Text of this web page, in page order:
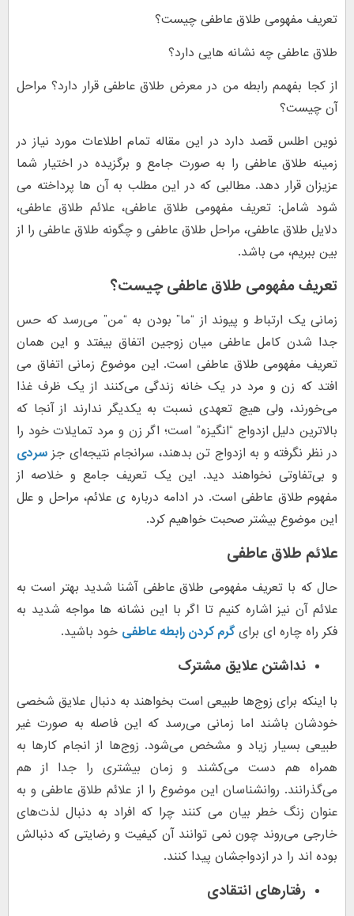
تعریف مفهومی طلاق عاطفی چیست؟
طلاق عاطفی چه نشانه هایی دارد؟
از کجا بفهمم رابطه من در معرض طلاق عاطفی قرار دارد؟ مراحل
آن چیست؟
نوین اطلس قصد دارد در این مقاله تمام اطلاعات مورد نیاز در
زمینه طلاق عاطفی را به صورت جامع و برگزیده در اختیار شما
عزیزان قرار دهد. مطالبی که در این مطلب به آن ها پرداخته می
شود شامل: تعریف مفهومی طلاق عاطفی، علائم طلاق عاطفی،
دلایل طلاق عاطفی، مراحل طلاق عاطفی و چگونه طلاق عاطفی را از
بین ببریم، می باشد.
تعریف مفهومی طلاق عاطفی چیست؟
زمانی یک ارتباط و پیوند از “ما” بودن به “من” می‌رسد که حس
جدا شدن کامل عاطفی میان زوجین اتفاق بیفتد و این همان
تعریف مفهومی طلاق عاطفی است. این موضوع زمانی اتفاق می
افتد که زن و مرد در یک خانه زندگی می‌کنند از یک ظرف غذا
می‌خورند، ولی هیچ تعهدی نسبت به یکدیگر ندارند از آنجا که
بالاترین دلیل ازدواج “انگیزه” است؛ اگر زن و مرد تمایلات خود را
در نظر نگرفته و به ازدواج تن بدهند، سرانجام نتیجه‌ای جز سردی
و بی‌تفاوتی نخواهند دید. این یک تعریف جامع و خلاصه از
مفهوم طلاق عاطفی است. در ادامه درباره ی علائم، مراحل و علل
این موضوع بیشتر صحبت خواهیم کرد.
علائم طلاق عاطفی
حال که با تعریف مفهومی طلاق عاطفی آشنا شدید بهتر است به
علائم آن نیز اشاره کنیم تا اگر با این نشانه ها مواجه شدید به
فکر راه چاره ای برایگرم کردن رابطه عاطفی خود باشید.
نداشتن علایق مشترک
با اینکه برای زوج‌ها طبیعی است بخواهند به دنبال علایق شخصی
خودشان باشند اما زمانی می‌رسد که این فاصله به صورت غیر
طبیعی بسیار زیاد و مشخص می‌شود. زوج‌ها از انجام کارها به
همراه هم دست می‌کشند و زمان بیشتری را جدا از هم
می‌گذرانند. روانشناسان این موضوع را از علائم طلاق عاطفی و به
عنوان زنگ خطر بیان می کنند چرا که افراد به دنبال لذت‌های
خارجی می‌روند چون نمی توانند آن کیفیت و رضایتی که دنبالش
بوده اند را در ازدواجشان پیدا کنند.
رفتارهای انتقادی